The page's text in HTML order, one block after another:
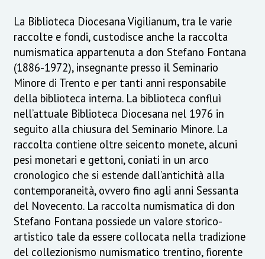
La Biblioteca Diocesana Vigilianum, tra le varie
raccolte e fondi, custodisce anche la raccolta
numismatica appartenuta a don Stefano Fontana
(1886-1972), insegnante presso il Seminario
Minore di Trento e per tanti anni responsabile
della biblioteca interna. La biblioteca confluì
nell’attuale Biblioteca Diocesana nel 1976 in
seguito alla chiusura del Seminario Minore. La
raccolta contiene oltre seicento monete, alcuni
pesi monetari e gettoni, coniati in un arco
cronologico che si estende dall’antichità alla
contemporaneità, ovvero fino agli anni Sessanta
del Novecento. La raccolta numismatica di don
Stefano Fontana possiede un valore storico-
artistico tale da essere collocata nella tradizione
del collezionismo numismatico trentino, fiorente